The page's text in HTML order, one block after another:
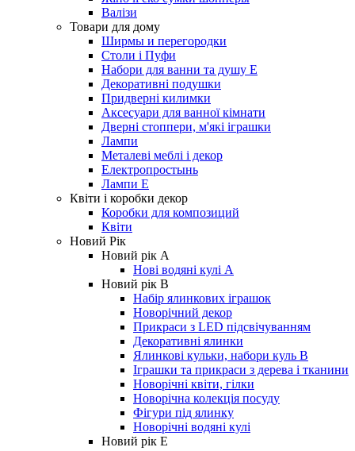
Валізи
Товари для дому
Ширмы и перегородки
Столи і Пуфи
Набори для ванни та душу Е
Декоративні подушки
Придверні килимки
Аксесуари для ванної кімнати
Дверні стоппери, м'які іграшки
Лампи
Металеві меблі і декор
Електропростынь
Лампи Е
Квіти і коробки декор
Коробки для композиций
Квіти
Новий Рік
Новий рік А
Нові водяні кулі А
Новий рік В
Набір ялинкових іграшок
Новорічний декор
Прикраси з LED підсвічуванням
Декоративні ялинки
Ялинкові кульки, набори куль B
Іграшки та прикраси з дерева і тканини
Новорічні квіти, гілки
Новорічна колекція посуду
Фігури під ялинку
Новорічні водяні кулі
Новий рік Е